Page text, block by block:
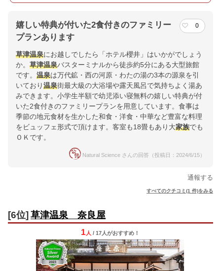
嬉しい特典が付いた2食付きのファミリー
プランあります
0
草津温泉にお越しでしたら「ホテル櫻井」はいかがでしょう
か。 草津温泉バスターミナルから徒歩約5分にある大型旅館
です。 温泉は万代鉱・西の河原・わたの湯の3本の源泉を引
いており温泉街最大級の大浴場や露天風呂で気持ちよく湯あ
みできます。小学生半額で幼児添い寝無料の嬉しい特典が付
いた2食付きのファミリープランを用意しています。食事は
季節の地元食材を生かした和食・洋食・中華など豊富な料理
をビュッフェ形式で頂けます。客室も18畳もあり大家族でも
ＯＫです。
Natural Science さんの回答（投稿日：2024/6/15）
通報する
すべてのクチコミ(1 件)をみる
[6位] 草津温泉 奈良屋
1 人 / 17人がおすすめ！